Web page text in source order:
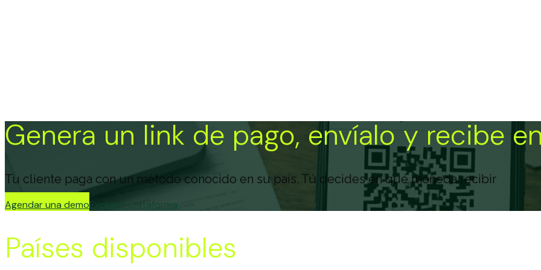
Genera un link de pago, envíalo y recibe
Tu cliente paga con un método conocido en su país. Tú decides en qué moneda recibir
Agendar una demoExplorar plataforma
Países disponibles